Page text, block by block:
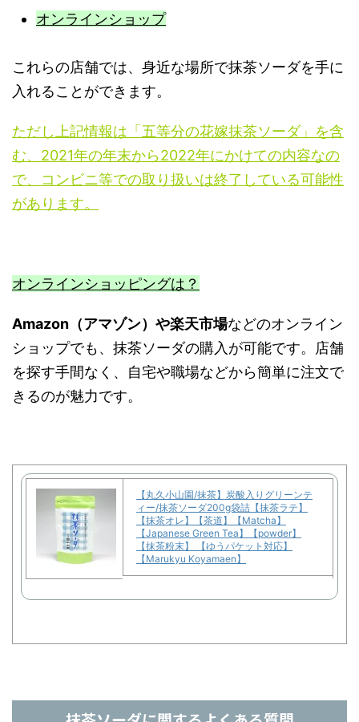
オンラインショップ
これらの店舗では、身近な場所で抹茶ソーダを手に
入れることができます。
ただし上記情報は「五等分の花嫁抹茶ソーダ」を含
む、2021年の年末から2022年にかけての内容なの
で、コンビニ等での取り扱いは終了している可能性
があります。
オンラインショッピングは？
Amazon（アマゾン）や楽天市場などのオンライン
ショップでも、抹茶ソーダの購入が可能です。店舗
を探す手間なく、自宅や職場などから簡単に注文で
きるのが魅力です。
【丸久小山園/抹茶】炭酸入りグリーンテ
ィー/抹茶ソーダ200g袋詰【抹茶ラテ】
【抹茶オレ】【茶道】【Matcha】
【Japanese Green Tea】【powder】
【抹茶粉末】 【ゆうパケット対応】
【Marukyu Koyamaen】